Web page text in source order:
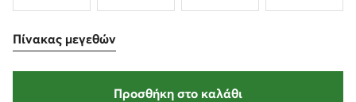
Πίνακας μεγεθών
Προσθήκη στο καλάθι